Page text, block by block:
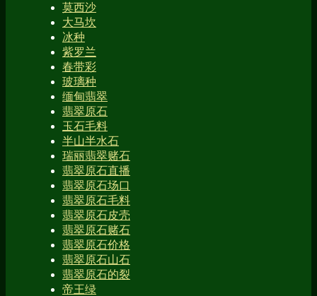
莫西沙
大马坎
冰种
紫罗兰
春带彩
玻璃种
缅甸翡翠
翡翠原石
玉石毛料
半山半水石
瑞丽翡翠赌石
翡翠原石直播
翡翠原石场口
翡翠原石毛料
翡翠原石皮壳
翡翠原石赌石
翡翠原石价格
翡翠原石山石
翡翠原石的裂
帝王绿